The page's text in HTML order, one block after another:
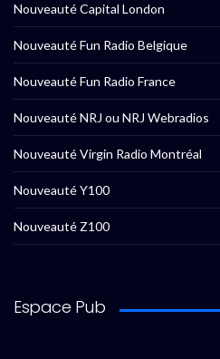
Nouveauté Capital London
Nouveauté Fun Radio Belgique
Nouveauté Fun Radio France
Nouveauté NRJ ou NRJ Webradios
Nouveauté Virgin Radio Montréal
Nouveauté Y100
Nouveauté Z100
Espace Pub